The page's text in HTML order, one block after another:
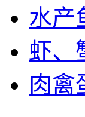
水产
虾、
肉禽